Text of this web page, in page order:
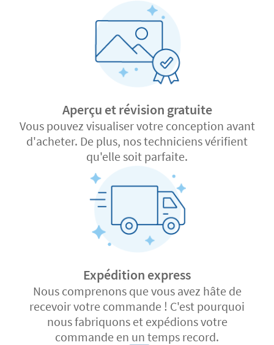
Aperçu et révision gratuite
Vous pouvez visualiser votre conception avant
d'acheter. De plus, nos techniciens vérifient
qu'elle soit parfaite.
Expédition express
Nous comprenons que vous avez hâte de
recevoir votre commande ! C'est pourquoi
nous fabriquons et expédions votre
commande en un temps record.